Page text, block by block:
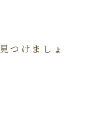
つけましょ